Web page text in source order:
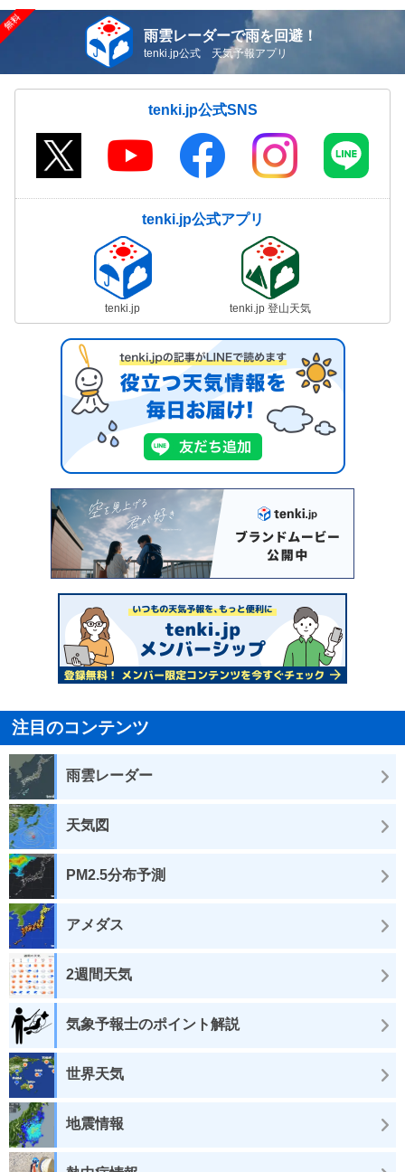
雨雲レーダーで雨を回避！
tenki.jp公式 天気予報アプリ
tenki.jp公式SNS
tenki.jp公式アプリ
tenki.jp tenki.jp 登山天気
注目のコンテンツ
雨雲レーダー
天気図
PM2.5分布予測
アメダス
2週間天気
気象予報士のポイント解説
世界天気
地震情報